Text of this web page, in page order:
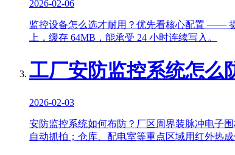
2026-02-06
监控设备怎么选才耐用？优先看核心配置 ——
上，缓存 64MB，能承受 24 小时连续写入。
工厂安防监控系统怎么
2026-02-03
安防监控系统如何布防？厂区周界装脉冲电子
自动抓拍；仓库、配电室等重点区域用红外热